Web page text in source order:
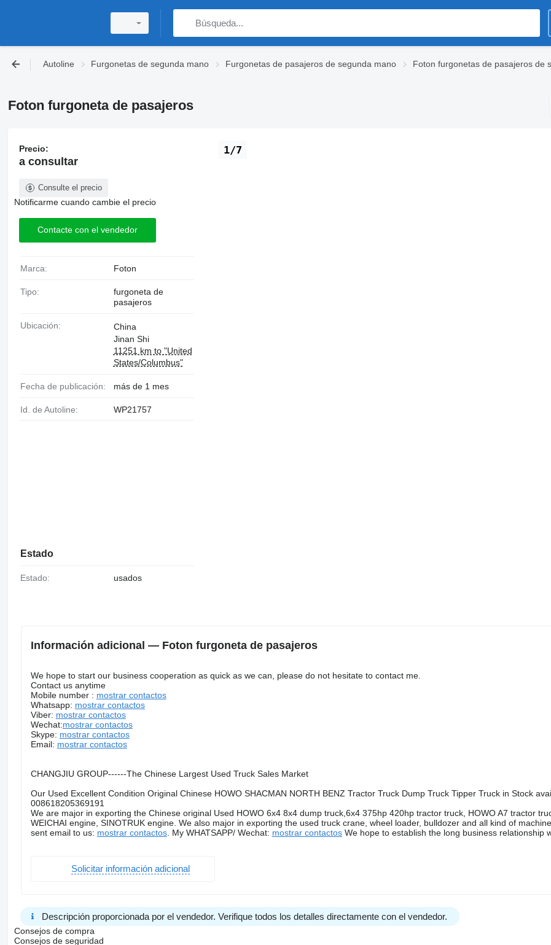
Autoline Furgonetas de segunda mano Furgonetas de pasajeros de segunda mano Foton furgonetas de pasajeros de
Foton furgoneta de pasajeros
1/7
Precio:
a consultar
Consulte el precio
Notificarme cuando cambie el precio
Contacte con el vendedor
Marca: Foton
Tipo:
furgoneta de
pasajeros
Ubicación:
China
Jinan Shi
11251 km to "United
States/Columbus"
Fecha de publicación: más de 1 mes
Id. de Autoline: WP21757
Estado
Estado: usados
Información adicional — Foton furgoneta de pasajeros
We hope to start our business cooperation as quick as we can, please do not hesitate to contact me.
Contact us anytime
Mobile number : mostrar contactos
Whatsapp: mostrar contactos
Viber: mostrar contactos
Wechat:mostrar contactos
Skype: mostrar contactos
Email: mostrar contactos
CHANGJIU GROUP------The Chinese Largest Used Truck Sales Market
Our Used Excellent Condition Original Chinese HOWO SHACMAN NORTH BENZ Tractor Truck Dump Truck Tipper Truck in Stock
008618205369191
We are major in exporting the Chinese original Used HOWO 6x4 8x4 dump truck,6x4 375hp 420hp tractor truck, HOWO A7 tractor
WEICHAI engine, SINOTRUK engine. We also major in exporting the used truck crane, wheel loader, bulldozer and all kind of
sent email to us: mostrar contactos. My WHATSAPP/ Wechat: mostrar contactosWe hope to establish the long business relationship
Solicitar información adicional
Descripción proporcionada por el vendedor. Verifique todos los detalles directamente con el vendedor.
Consejos de compra
Consejos de seguridad